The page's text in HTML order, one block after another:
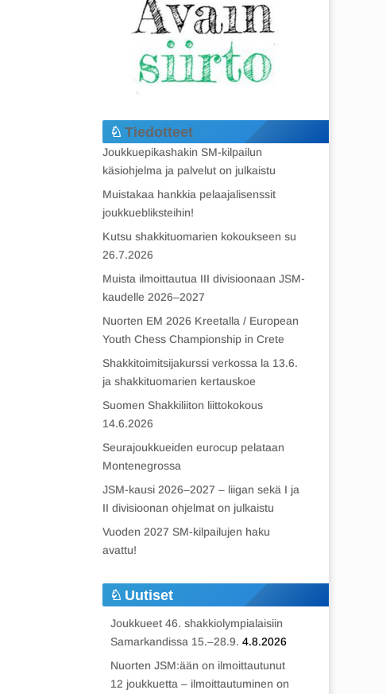
Tiedotteet
Joukkuepikashakin SM-kilpailun
käsiohjelma ja palvelut on julkaistu
Muistakaa hankkia pelaajalisenssit
joukkuebliksteihin!
Kutsu shakkituomarien kokoukseen su
26.7.2026
Muista ilmoittautua III divisioonaan JSM-
kaudelle 2026–2027
Nuorten EM 2026 Kreetalla / European
Youth Chess Championship in Crete
Shakkitoimitsijakurssi verkossa la 13.6.
ja shakkituomarien kertauskoe
Suomen Shakkiliiton liittokokous
14.6.2026
Seurajoukkueiden eurocup pelataan
Montenegrossa
JSM-kausi 2026–2027 – liigan sekä I ja
II divisioonan ohjelmat on julkaistu
Vuoden 2027 SM-kilpailujen haku
avattu!
Uutiset
Joukkueet 46. shakkiolympialaisiin
Samarkandissa 15.–28.9. 4.8.2026
Nuorten JSM:ään on ilmoittautunut
12 joukkuetta – ilmoittautuminen on